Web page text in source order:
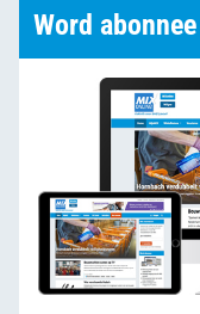
Word abonnee